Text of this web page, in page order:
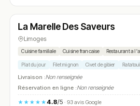
N° 11
La Marelle Des Saveurs
Limoges
Cuisine familiale Cuisine francaise Restaurant a
Plat du jour Filet mignon Civet de gibier
Livraison :Non renseignée
Réservation en ligne :Non renseignée
★★★★★4.8/5· 93 avis Google